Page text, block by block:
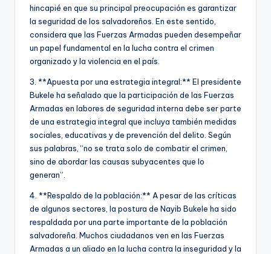
hincapié en que su principal preocupación es garantizar
la seguridad de los salvadoreños. En este sentido,
considera que las Fuerzas Armadas pueden desempeñar
un papel fundamental en la lucha contra el crimen
organizado y la violencia en el país.
3. **Apuesta por una estrategia integral:** El presidente
Bukele ha señalado que la participación de las Fuerzas
Armadas en labores de seguridad interna debe ser parte
de una estrategia integral que incluya también medidas
sociales, educativas y de prevención del delito. Según
sus palabras, “no se trata solo de combatir el crimen,
sino de abordar las causas subyacentes que lo
generan”.
4. **Respaldo de la población:** A pesar de las críticas
de algunos sectores, la postura de Nayib Bukele ha sido
respaldada por una parte importante de la población
salvadoreña. Muchos ciudadanos ven en las Fuerzas
Armadas a un aliado en la lucha contra la inseguridad y la